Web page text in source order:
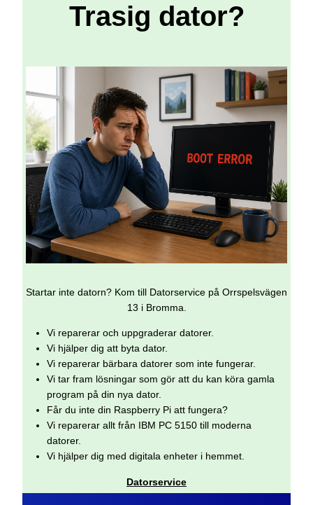
Trasig dator?
Startar inte datorn? Kom till Datorservice på Orrspelsvägen
13 i Bromma.
Vi reparerar och uppgraderar datorer.
Vi hjälper dig att byta dator.
Vi reparerar bärbara datorer som inte fungerar.
Vi tar fram lösningar som gör att du kan köra gamla
program på din nya dator.
Får du inte din Raspberry Pi att fungera?
Vi reparerar allt från IBM PC 5150 till moderna
datorer.
Vi hjälper dig med digitala enheter i hemmet.
Datorservice